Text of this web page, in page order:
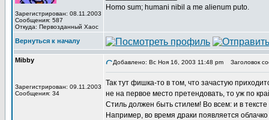
Зарегистрирован: 08.11.2003
Сообщения: 587
Откуда: Первозданный Хаос
Homo sum; humani nibil a me alienum puto.
Вернуться к началу
Mibby
Зарегистрирован: 09.11.2003
Сообщения: 34
Добавлено: Вс Ноя 16, 2003 11:48 pm Заголовок
Так тут фишка-то в том, что зачастую
не на первое место претендовать, то уж по
Стиль должен быть стилем! Во всем: и в тексте
Например, во время драки появляется